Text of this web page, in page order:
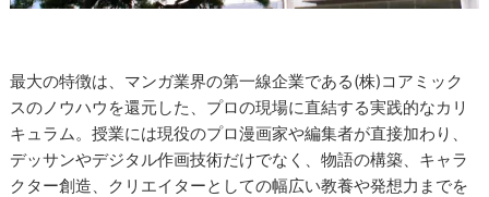
最大の特徴は、マンガ業界の第一線企業である(株)コアミック
スのノウハウを還元した、プロの現場に直結する実践的なカリ
キュラム。授業には現役のプロ漫画家や編集者が直接加わり、
デッサンやデジタル作画技術だけでなく、物語の構築、キャラ
クター創造、クリエイターとしての幅広い教養や発想力までを